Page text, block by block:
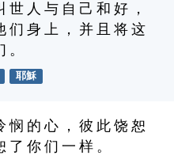
世 人 与 自 己 和 好 ，
们 身 上 ， 并 且 将 这
。
耶穌
悯 的 心 ， 彼 此 饶 恕
了 你 们 一 样 。